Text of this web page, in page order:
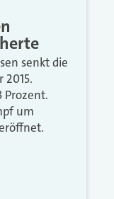
senkt die
2015.
Prozent.
um